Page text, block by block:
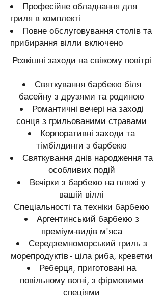
Професійне обладнання для
гриля в комплекті
Повне обслуговування столів та
прибирання вілли включено
Розкішні заходи на свіжому повітрі
Святкування барбекю біля
басейну з друзями та родиною
Романтичні вечері на заході
сонця з грильованими стравами
Корпоративні заходи та
тімбілдинги з барбекю
Святкування днів народження та
особливих подій
Вечірки з барбекю на пляжі у
вашій віллі
Спеціальності та техніки барбекю
Аргентинський барбекю з
преміум-видів м'яса
Середземноморський гриль з
морепродуктів - ціла риба, креветки
Реберця, приготовані на
повільному вогні, з фірмовими
спеціями